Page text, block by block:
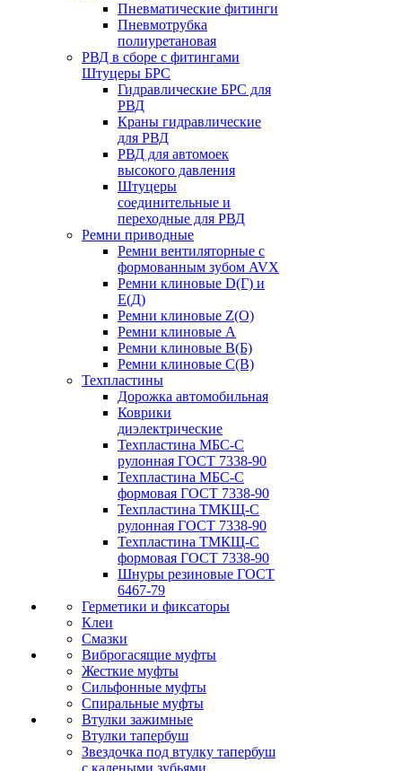
Пневматические фитинги
Пневмотрубка
полиуретановая
РВД в сборе с фитингами
Штуцеры БРС
Гидравлические БРС для
РВД
Краны гидравлические
для РВД
РВД для автомоек
высокого давления
Штуцеры
соединительные и
переходные для РВД
Ремни приводные
Ремни вентиляторные с
формованным зубом AVX
Ремни клиновые D(Г) и
Е(Д)
Ремни клиновые Z(О)
Ремни клиновые А
Ремни клиновые В(Б)
Ремни клиновые С(В)
Техпластины
Дорожка автомобильная
Коврики
диэлектрические
Техпластина МБС-С
рулонная ГОСТ 7338-90
Техпластина МБС-С
формовая ГОСТ 7338-90
Техпластина ТМКЩ-С
рулонная ГОСТ 7338-90
Техпластина ТМКЩ-С
формовая ГОСТ 7338-90
Шнуры резиновые ГОСТ
6467-79
Герметики и фиксаторы
Клеи
Смазки
Виброгасящие муфты
Жесткие муфты
Сильфонные муфты
Спиральные муфты
Втулки зажимные
Втулки тапербуш
Звездочка под втулку тапербуш
c калеными зубьями